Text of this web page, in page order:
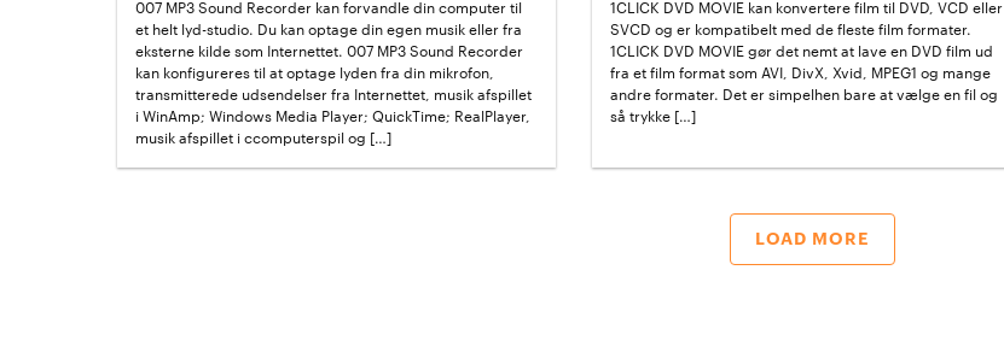
007 MP3 Sound Recorder kan forvandle din computer til
et helt lyd-studio. Du kan optage din egen musik eller fra
eksterne kilde som Internettet. 007 MP3 Sound Recorder
kan konfigureres til at optage lyden fra din mikrofon,
transmitterede udsendelser fra Internettet, musik afspillet
i WinAmp; Windows Media Player; QuickTime; RealPlayer,
musik afspillet i ccomputerspil og […]
1CLICK DVD MOVIE kan konvertere film til DVD, VCD eller
SVCD og er kompatibelt med de fleste film formater.
1CLICK DVD MOVIE gør det nemt at lave en DVD film ud
fra et film format som AVI, DivX, Xvid, MPEG1 og mange
andre formater. Det er simpelhen bare at vælge en fil og
så trykke […]
LOAD MORE